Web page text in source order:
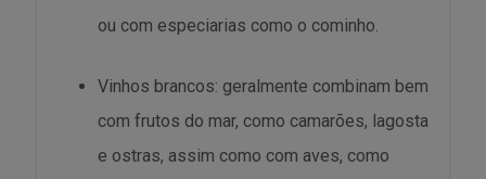
ou com especiarias como o cominho.
Vinhos brancos: geralmente combinam bem
com frutos do mar, como camarões, lagosta
e ostras, assim como com aves, como